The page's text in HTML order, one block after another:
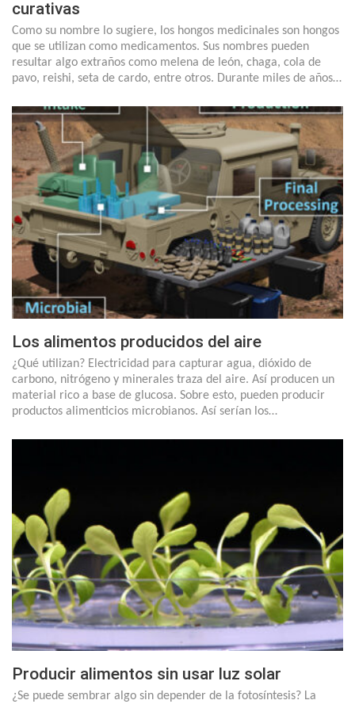
curativas
Como su nombre lo sugiere, los hongos medicinales son hongos
que se utilizan como medicamentos. Sus nombres pueden
resultar algo extraños como melena de león, chaga, cola de
pavo, reishi, seta de cardo, entre otros. Durante miles de años…
Los alimentos producidos del aire
¿Qué utilizan? Electricidad para capturar agua, dióxido de
carbono, nitrógeno y minerales traza del aire. Así producen un
material rico a base de glucosa. Sobre esto, pueden producir
productos alimenticios microbianos. Así serían los…
Producir alimentos sin usar luz solar
¿Se puede sembrar algo sin depender de la fotosíntesis? La